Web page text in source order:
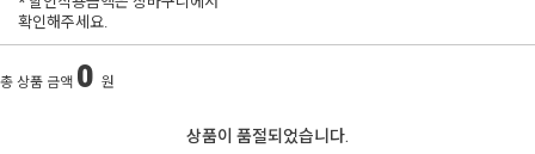
확인해주세요.
총 상품 금액 0 원
상품이 품절되었습니다.